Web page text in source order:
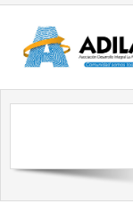
Nosotros